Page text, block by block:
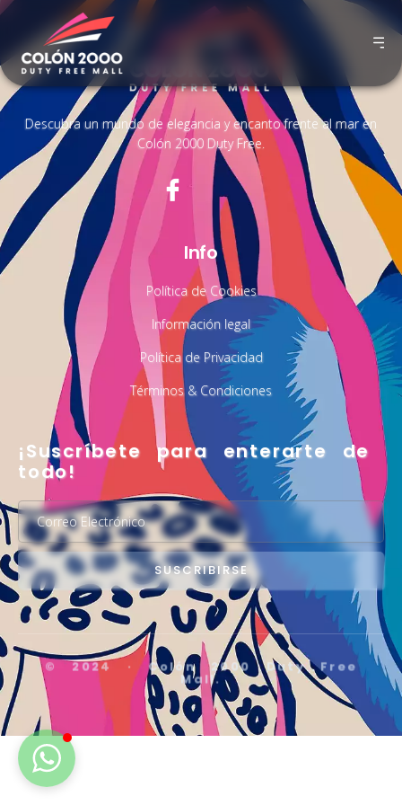
Descubra un mundo de elegancia y encanto frente al mar en
Colón 2000 Duty Free.
Info
Política de Cookies
Información legal
Política de Privacidad
Términos & Condiciones
¡Suscríbete para enterarte de
todo!
SUSCRIBIRSE
© 2024 · Colón 2000 Duty Free
Mall.